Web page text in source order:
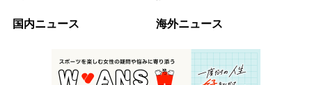
国内ニュース 海外ニュース